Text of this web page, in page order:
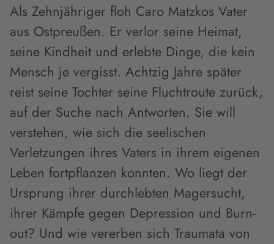
Als Zehnjähriger floh Caro Matzkos Vater
aus Ostpreußen. Er verlor seine Heimat,
seine Kindheit und erlebte Dinge, die kein
Mensch je vergisst. Achtzig Jahre später
reist seine Tochter seine Fluchtroute zurück,
auf der Suche nach Antworten. Sie will
verstehen, wie sich die seelischen
Verletzungen ihres Vaters in ihrem eigenen
Leben fortpflanzen konnten. Wo liegt der
Ursprung ihrer durchlebten Magersucht,
ihrer Kämpfe gegen Depression und Burn-
out? Und wie vererben sich Traumata von